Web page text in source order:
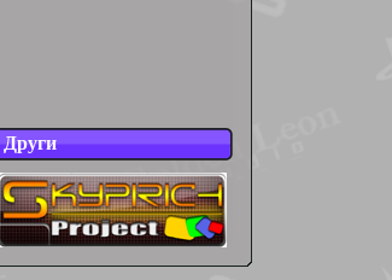
Други